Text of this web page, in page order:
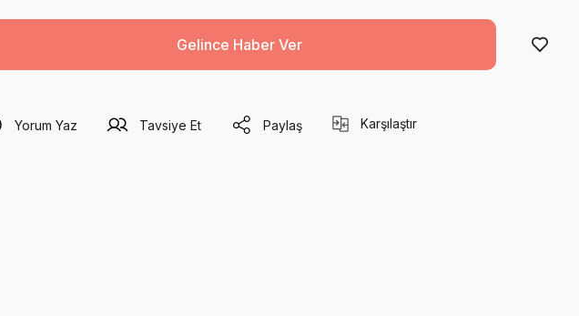
Gelince Haber Ver
Yorum Yaz Tavsiye Et Paylaş Karşılaştır